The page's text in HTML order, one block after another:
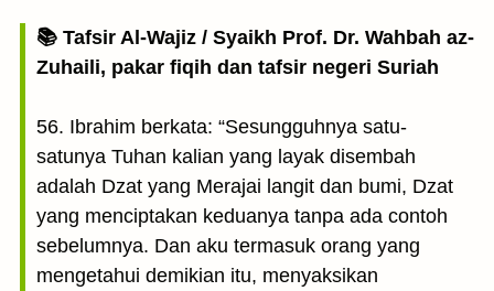
📚 Tafsir Al-Wajiz / Syaikh Prof. Dr. Wahbah az-
Zuhaili, pakar fiqih dan tafsir negeri Suriah
56. Ibrahim berkata: “Sesungguhnya satu-
satunya Tuhan kalian yang layak disembah
adalah Dzat yang Merajai langit dan bumi, Dzat
yang menciptakan keduanya tanpa ada contoh
sebelumnya. Dan aku termasuk orang yang
mengetahui demikian itu, menyaksikan